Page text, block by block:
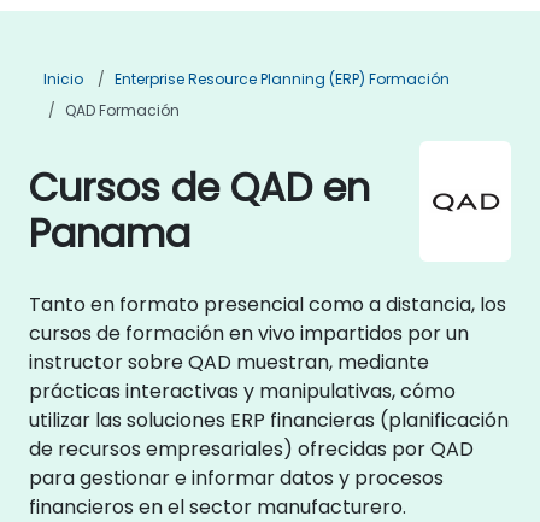
Inicio
Enterprise Resource Planning (ERP) Formación
QAD Formación
Cursos de QAD en
Panama
Tanto en formato presencial como a distancia, los
cursos de formación en vivo impartidos por un
instructor sobre QAD muestran, mediante
prácticas interactivas y manipulativas, cómo
utilizar las soluciones ERP financieras (planificación
de recursos empresariales) ofrecidas por QAD
para gestionar e informar datos y procesos
financieros en el sector manufacturero.